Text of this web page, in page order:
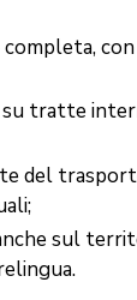
tratte
del
sul